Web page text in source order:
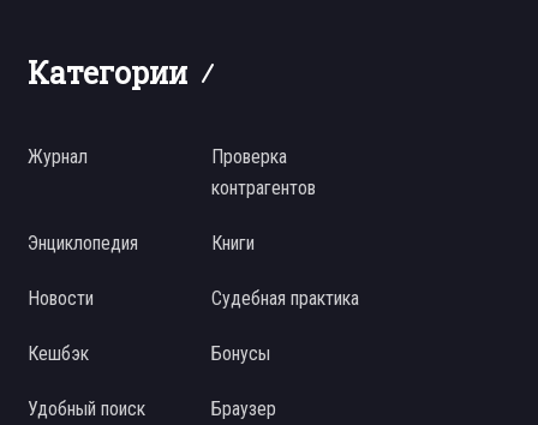
Категории
Журнал
Проверка
контрагентов
Энциклопедия Книги
Новости Судебная практика
Кешбэк Бонусы
Удобный поиск Браузер